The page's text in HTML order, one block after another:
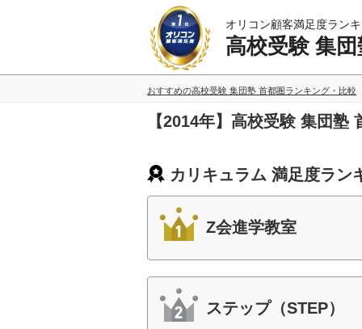
オリコン顧客満足度ラン
高校受験 集
おすすめの高校受験 集団塾 首都圏ランキング・比較
【2014年】高校受験 集団
カリキュラム 満足度ラン
Z会進学教室
ステップ（STEP）